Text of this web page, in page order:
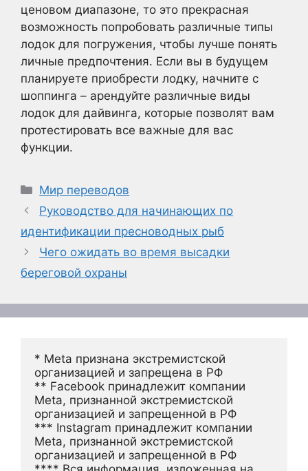
ценовом диапазоне, то это прекрасная
возможность попробовать различные типы
лодок для погружения, чтобы лучше понять
личные предпочтения. Если вы в будущем
планируете приобрести лодку, начните с
шоппинга – арендуйте различные виды
лодок для дайвинга, которые позволят вам
протестировать все важные для вас
функции.
Рубрики
Мир переводов
Руководство для начинающих по
идентификации пресноводных рыб
Чего ожидать во время высадки
береговой охраны
* Meta признана экстремистской
организацией и запрещена в РФ
** Facebook принадлежит компании
Meta, признанной экстремистской
организацией и запрещенной в РФ
*** Instagram принадлежит компании
Meta, признанной экстремистской
организацией и запрещенной в РФ